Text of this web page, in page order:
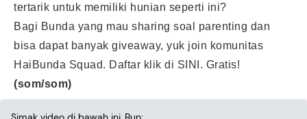
tertarik untuk memiliki hunian seperti ini?
Bagi Bunda yang mau sharing soal parenting dan
bisa dapat banyak giveaway, yuk join komunitas
HaiBunda Squad. Daftar klik di SINI . Gratis!
(som/som)